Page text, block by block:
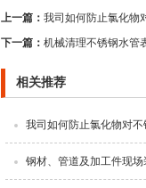
上一篇： 我司如何防止氯化物
下一篇： 机械清理不锈钢水管
相关推荐
我司如何防止氯化物对
钢材、管道及加工件现